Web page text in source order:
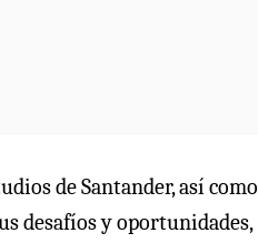
de Santander, así como
desafíos y oportunidades,